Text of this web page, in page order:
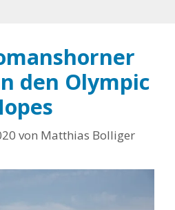
den Olympic
von Matthias Bolliger